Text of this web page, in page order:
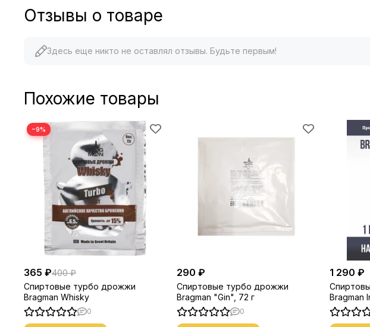
Отзывы о товаре
Здесь еще никто не оставлял отзывы. Будьте первым!
Похожие товары
−9%
365 ₽400 ₽
Спиртовые турбо дрожжи
Bragman Whisky
0
290 ₽
Спиртовые турбо дрожжи
Bragman "Gin", 72 г
0
1 290 ₽
Bragman